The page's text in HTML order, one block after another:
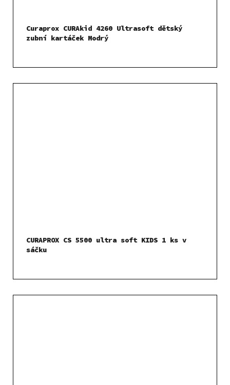
Curaprox CURAkid 4260 Ultrasoft dětský
zubní kartáček Modrý
CURAPROX CS 5500 ultra soft KIDS 1 ks v
sáčku